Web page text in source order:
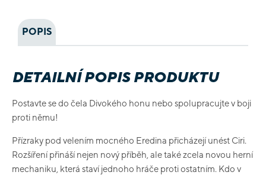
POPIS
DETAILNÍ POPIS PRODUKTU
Postavte se do čela Divokého honu nebo spolupracujte v boji
proti němu!
Přízraky pod velením mocného Eredina přicházejí unést Ciri.
Rozšíření přináší nejen nový příběh, ale také zcela novou herní
mechaniku, která staví jednoho hráče proti ostatním. Kdo v